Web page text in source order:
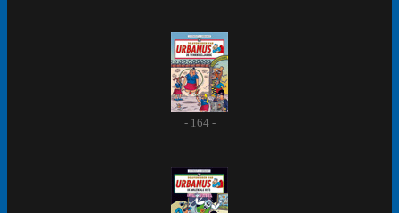
- 164 -